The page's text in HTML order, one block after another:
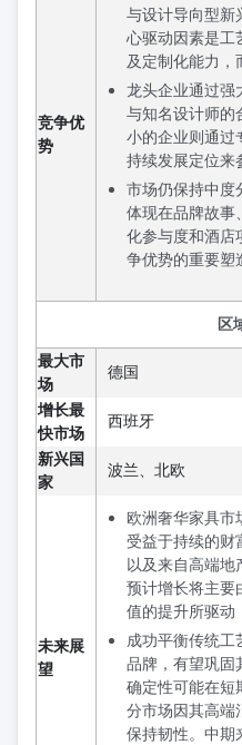
竞争优
势
与设计导向型新
心驱动因素是工
及定制化能力，
龙头企业通过强
与知名设计师的
小的企业则通过
持续发展定位来
市场仍保持中度
体现在品牌故事
化参与度和酒店
争优势的重要塑
区
最大市
场
德国
增长最
快市场
西班牙
新兴国
家
波兰、北欧
未来展
望
欧洲奢华家具市
受益于持续的财
以及来自高端地
预计增长将主要
值的提升所驱动
成功平衡传统工
品牌，有望巩固
确定性可能在短
分市场因其高端
保持韧性。中期